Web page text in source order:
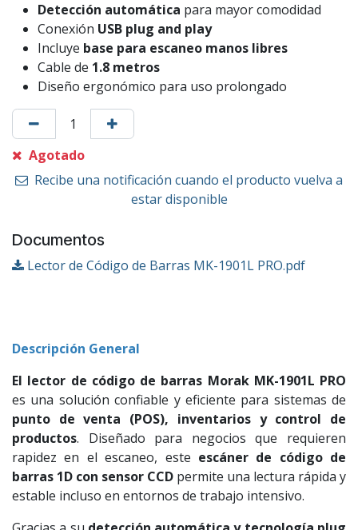
Detección automática para mayor comodidad
Conexión USB plug and play
Incluye base para escaneo manos libres
Cable de 1.8 metros
Diseño ergonómico para uso prolongado
Agotado
Recibe una notificación cuando el producto vuelva a
estar disponible
Documentos
Lector de Código de Barras MK-1901L PRO.pdf
Descripción General
El lector de código de barras Morak MK-1901L PRO
es una solución confiable y eficiente para sistemas de
punto de venta (POS), inventarios y control de
productos. Diseñado para negocios que requieren
rapidez en el escaneo, este escáner de código de
barras 1D con sensor CCD permite una lectura rápida y
estable incluso en entornos de trabajo intensivo.